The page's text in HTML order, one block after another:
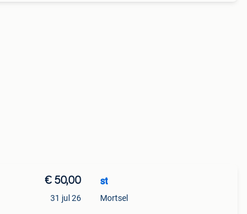
€ 50,00
31 jul 26
st
Mortsel